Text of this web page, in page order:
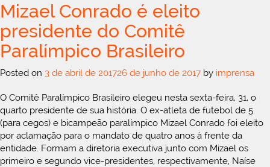
Mizael Conrado é eleito
presidente do Comitê
Paralímpico Brasileiro
Posted on 3 de abril de 201726 de junho de 2017 by imprensa
O Comitê Paralímpico Brasileiro elegeu nesta sexta-feira, 31, o
quarto presidente de sua história. O ex-atleta de futebol de 5
(para cegos) e bicampeão paralímpico Mizael Conrado foi eleito
por aclamação para o mandato de quatro anos à frente da
entidade. Formam a diretoria executiva junto com Mizael os
primeiro e segundo vice-presidentes, respectivamente, Naíse